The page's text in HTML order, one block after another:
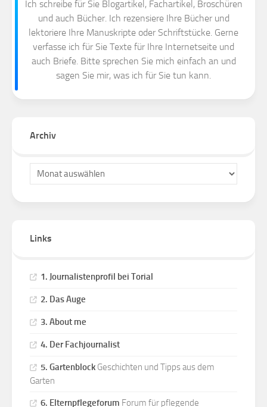
Ich schreibe für Sie Blogartikel, Fachartikel, Broschüren
und auch Bücher. Ich rezensiere Ihre Bücher und
lektoriere Ihre Manuskripte oder Schriftstücke. Gerne
verfasse ich für Sie Texte für Ihre Internetseite und
auch Briefe. Bitte sprechen Sie mich einfach an und
sagen Sie mir, was ich für Sie tun kann.
Archiv
Links
1. Journalistenprofil bei Torial
2. Das Auge
3. About me
4. Der Fachjournalist
5. Gartenblock Geschichten und Tipps aus dem
Garten
6. Elternpflegeforum Forum für pflegende